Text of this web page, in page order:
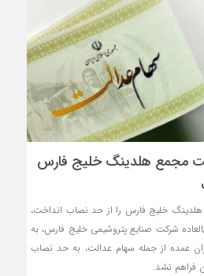
مجمع هلدینگ خلیج فارس
خلیج فارس را از حد نصاب انداخت،
شرکت صنایع پتروشیمی خلیج فارس، به
عمده از جمله سهام عدالت، به حد نصاب
فراهم نشد.